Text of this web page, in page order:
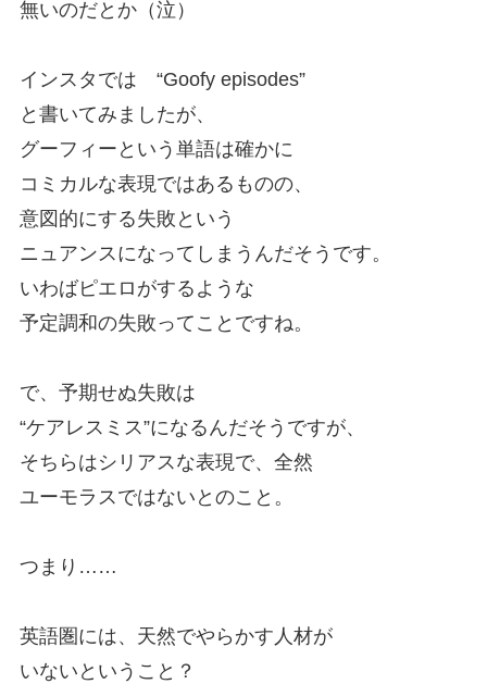
無いのだとか（泣）
インスタでは “Goofy episodes”
と書いてみましたが、
グーフィーという単語は確かに
コミカルな表現ではあるものの、
意図的にする失敗という
ニュアンスになってしまうんだそうです。
いわばピエロがするような
予定調和の失敗ってことですね。
で、予期せぬ失敗は
“ケアレスミス”になるんだそうですが、
そちらはシリアスな表現で、全然
ユーモラスではないとのこと。
つまり……
英語圏には、天然でやらかす人材が
いないということ？